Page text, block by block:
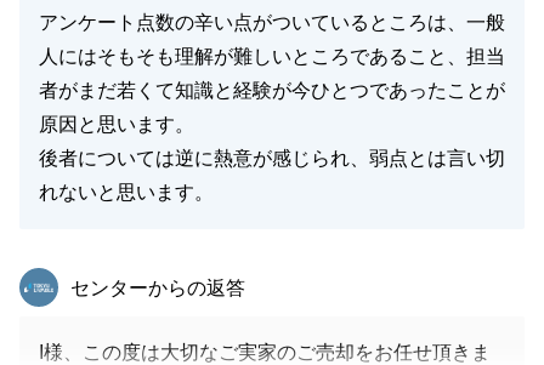
アンケート点数の辛い点がついているところは、一般
人にはそもそも理解が難しいところであること、担当
者がまだ若くて知識と経験が今ひとつであったことが
原因と思います。
後者については逆に熱意が感じられ、弱点とは言い切
れないと思います。
東急リバブル
センターからの返答
I様、この度は大切なご実家のご売却をお任せ頂きま